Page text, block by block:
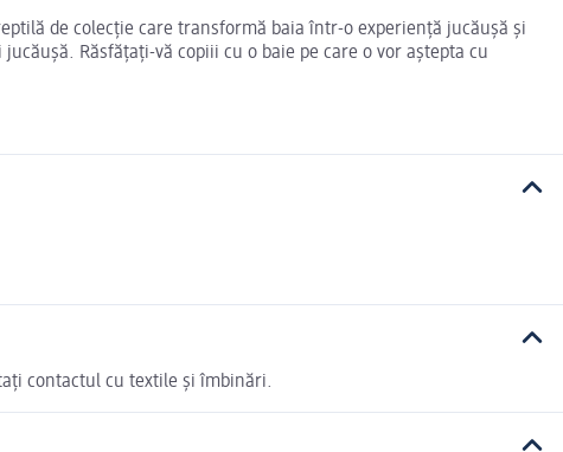
de colecție care transformă baia într-o experiență jucăușă și
Răsfățați-vă copiii cu o baie pe care o vor aștepta cu
contactul cu textile și îmbinări.